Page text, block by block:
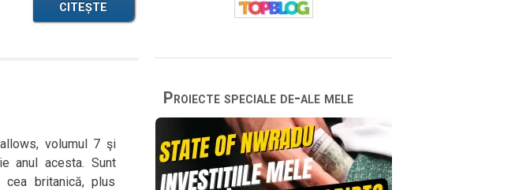
CITEȘTE
volumul 7 şi
anul acesta. Sunt
britanică, plus
Proiecte speciale de-ale mele